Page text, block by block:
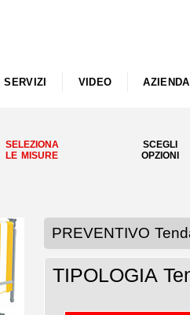
SERVIZI VIDEO AZIENDA
SELEZIONA
LE MISURE
SCEGLI
OPZIONI
PREVENTIVO
TIPOLOGIA